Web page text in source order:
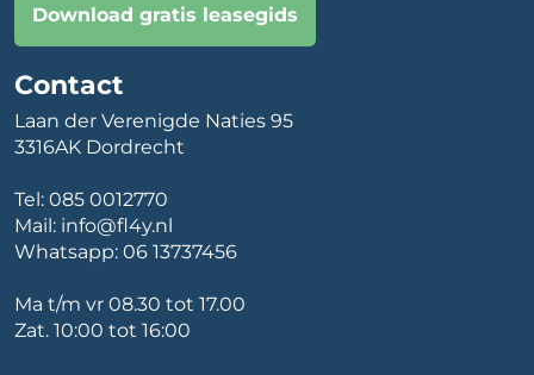
Download gratis leasegids
Contact
Laan der Verenigde Naties 95
3316AK Dordrecht
Tel: 085 0012770
Mail: info@fl4y.nl
Whatsapp: 06 13737456
Ma t/m vr 08.30 tot 17.00
Zat. 10:00 tot 16:00